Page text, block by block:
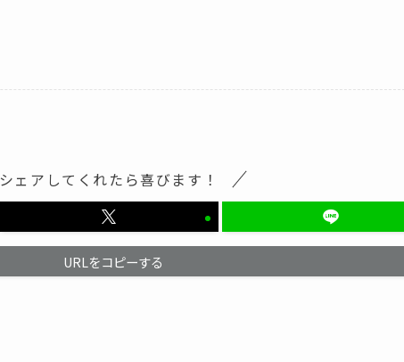
シェアしてくれたら喜びます！
URLをコピーする